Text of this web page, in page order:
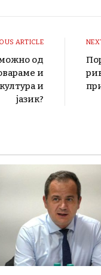
ARTICLE
од
и
и
јазик?